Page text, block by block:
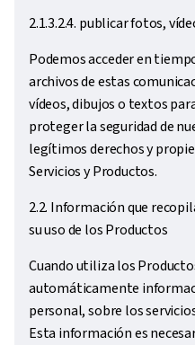
2.1.3.2.4. publicar fotos,
Podemos acceder en
archivos de estas
vídeos, dibujos o textos
proteger la seguridad de
legítimos derechos y
Servicios y Productos.
2.2. Información que
su uso de los Productos
Cuando utiliza los
automáticamente
personal, sobre los
Esta información es